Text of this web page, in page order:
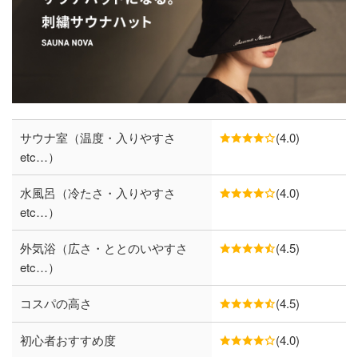
サウナ室（温度・入りやすさ
etc…）
(4.0)
水風呂（冷たさ・入りやすさ
etc…）
(4.0)
外気浴（広さ・ととのいやすさ
etc…）
(4.5)
コスパの高さ (4.5)
初心者おすすめ度 (4.0)